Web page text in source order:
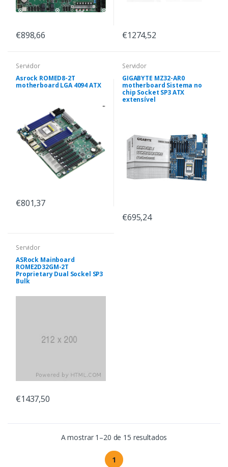
€898,66 €1274,52
Servidor
Asrock ROMED8-2T
motherboard LGA 4094 ATX
€801,37
Servidor
GIGABYTE MZ32-AR0
motherboard Sistema no
chip Socket SP3 ATX
extensível
€695,24
Servidor
ASRock Mainboard
ROME2D32GM-2T
Proprietary Dual Sockel SP3
Bulk
€1437,50
A mostrar 1–20 de 15 resultados
1